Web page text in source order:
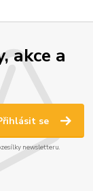
akce a
se
newsletteru.